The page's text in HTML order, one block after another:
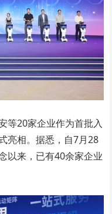
等20家企业作为首批入
亮相。据悉，自7月28
以来，已有40余家企业